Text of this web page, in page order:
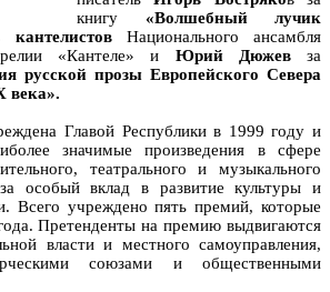
книгу «Волшебный лучик
кантелистов Национального ансамбля
«Кантеле» и Юрий Дюжевза
русской прозы Европейского Севера
века».
Главой Республики в 1999 году и
значимые произведения в сфере
театрального и музыкального
особый вклад в развитие культуры и
Всего учреждено пять премий, которые
Претенденты на премию выдвигаются
власти и местного самоуправления,
союзами и общественными